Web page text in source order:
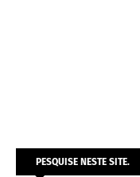
PESQUISE NESTE SITE.